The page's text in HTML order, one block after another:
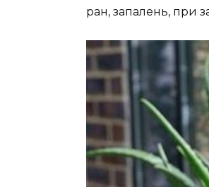
ран, запалень, при